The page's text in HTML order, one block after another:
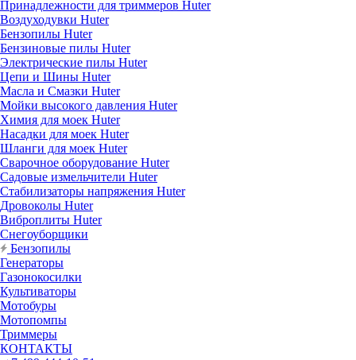
Принадлежности для триммеров Huter
Воздуходувки Huter
Бензопилы Huter
Бензиновые пилы Huter
Электрические пилы Huter
Цепи и Шины Huter
Масла и Смазки Huter
Мойки высокого давления Huter
Химия для моек Huter
Насадки для моек Huter
Шланги для моек Huter
Сварочное оборудование Huter
Садовые измельчители Huter
Стабилизаторы напряжения Huter
Дровоколы Huter
Виброплиты Huter
Снегоуборщики
Бензопилы
Генераторы
Газонокосилки
Культиваторы
Мотобуры
Мотопомпы
Триммеры
КОНТАКТЫ